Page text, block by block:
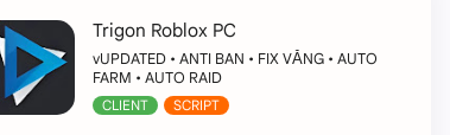
Trigon Roblox PC
vUPDATED • ANTI BAN • FIX VĂNG • AUTO
FARM • AUTO RAID
CLIENT SCRIPT